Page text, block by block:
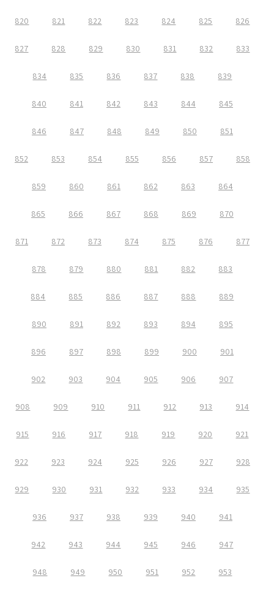
820 821 822 823 824 825 826
827 828 829 830 831 832 833
834 835 836 837 838 839
840 841 842 843 844 845
846 847 848 849 850 851
852 853 854 855 856 857 858
859 860 861 862 863 864
865 866 867 868 869 870
871 872 873 874 875 876 877
878 879 880 881 882 883
884 885 886 887 888 889
890 891 892 893 894 895
896 897 898 899 900 901
902 903 904 905 906 907
908 909 910 911 912 913 914
915 916 917 918 919 920 921
922 923 924 925 926 927 928
929 930 931 932 933 934 935
936 937 938 939 940 941
942 943 944 945 946 947
948 949 950 951 952 953